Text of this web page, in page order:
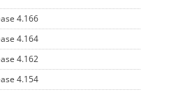
4.166
4.164
4.162
4.154